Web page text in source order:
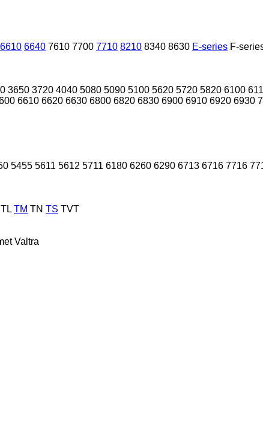
6610 6640 7610 7700 7710 8210 8340 8630 E-series F-
3650 3720 4040 5080 5090 5100 5620 5720 5820 6100
6610 6620 6630 6800 6820 6830 6900 6910 6920 6930
5455 5611 5612 5711 6180 6260 6290 6713 6716 7716
TL TM TN TS TVT
Valtra